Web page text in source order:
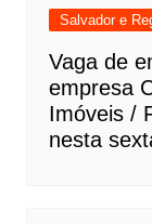
Salvador e
Vaga de
empresa
Imóveis /
nesta